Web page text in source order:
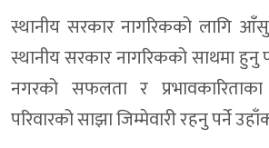
डोल्पामा पहिलो पटक ई–पेन्सन
गैरीगाउँका बाढीपीडितलाई
बालविवाह मुक्त
स्थानीय सरकार नागरिकको लागि
स्थानीय सरकार नागरिकको साथमा हुनु
नगरको सफलता र
परिवारको साझा जिम्मेवारी रहनु पर्ने